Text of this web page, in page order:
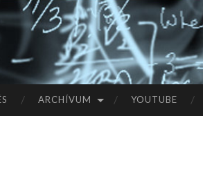
Kar Fizikai
ARCHÍVUM YOUTUBE